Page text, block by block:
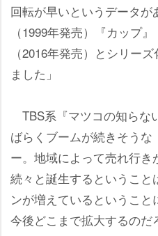
回転が早いというデータが
（1999年発売）『カップ
（2016年発売）とシリー
ました」
TBS系『マツコの知らな
ばらくブームが続きそう
ー。地域によって売れ行
続々と誕生するというこ
ンが増えているということ
今後どこまで拡大するのだ